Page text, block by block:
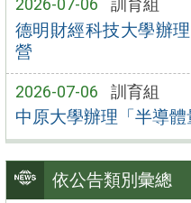
2026-07-06 訓育組
德明財經科技大學辦
營
2026-07-06 訓育組
中原大學辦理「半導體
依公告類別彙總